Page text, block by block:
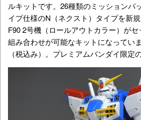
ルキットです。26種類のミッションパ
イプ仕様のN（ネクスト）タイプを新
F90 2号機（ロールアウトカラー）が
組み合わせが可能なキットになってい
（税込み）。プレミアムバンダイ限定